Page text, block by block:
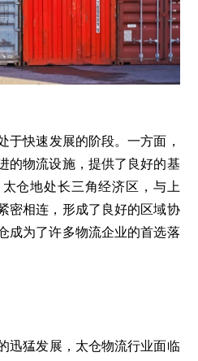
快速发展的阶段。一方面，
的物流设施，提供了良好的基
仓地处长三角经济区，与上
密相连，形成了良好的区域协
成为了许多物流企业的首选落
迅猛发展，太仓物流行业面临